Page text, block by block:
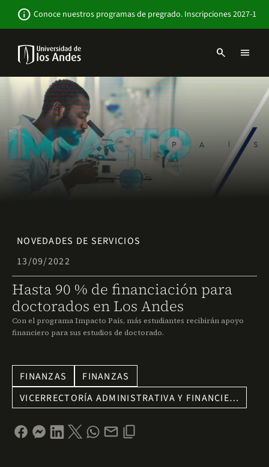
contenido
info Conoce nuestros programas de pregrado. Inscripciones 2027-1
Navbar
Sitio
Institucional
search menu
NOVEDADES DE SERVICIOS
13/09/2022
Hasta 90 % de financiación para
doctorados en Los Andes
Con el programa Impacto País, más estudiantes recibirán apoyo
financiero para sus estudios de doctorado.
FINANZAS
FINANZAS
VICERRECTORÍA ADMINISTRATIVA Y FINANCIE…